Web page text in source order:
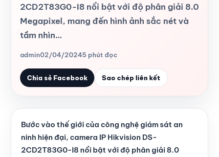
2CD2T83G0-I8 nổi bật với độ phân giải 8.0
Megapixel, mang đến hình ảnh sắc nét và
tầm nhìn…
admin02/04/20245 phút đọc
Chia sẻ Facebook Sao chép liên kết
Bước vào thế giới của công nghệ giám sát an
ninh hiện đại, camera IP Hikvision DS-
2CD2T83G0-I8 nổi bật với độ phân giải 8.0